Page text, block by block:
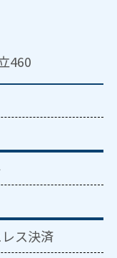
460
ス決済